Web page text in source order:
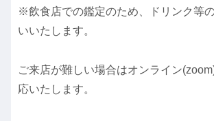
※飲食店での鑑定のため、ドリンク等
いいたします。
ご来店が難しい場合はオンライン
応いたします。